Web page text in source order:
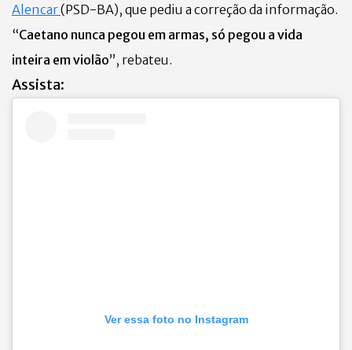
Alencar(PSD-BA), que pediu a correção da informação.
“Caetano nunca pegou em armas, só pegou a vida
inteira em violão”, rebateu.
Assista:
Ver essa foto no Instagram